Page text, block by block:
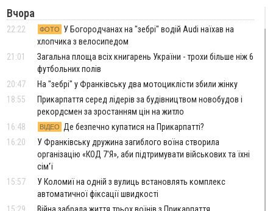
Вчора
22:22 ФОТО
У Богородчанах на "зебрі" водій Audi наїхав на
хлопчика з велосипедом
21:01
Загальна площа всіх книгарень України - трохи більше ніж 6
футбольних полів
20:47
На "зебрі" у Франківську два мотоциклісти збили жінку
18:55
Прикарпаття серед лідерів за будівництвом новобудов і
рекордсмен за зростанням цін на житло
16:48
ВІДЕО
Де безпечно купатися на Прикарпатті?
16:20
У Франківську дружина загиблого воїна створила
організацію «КОД 7'Я», аби підтримувати військових та їхні
сім'ї
15:57
У Коломиї на одній з вулиць встановлять комплекс
автоматичної фіксації швидкості